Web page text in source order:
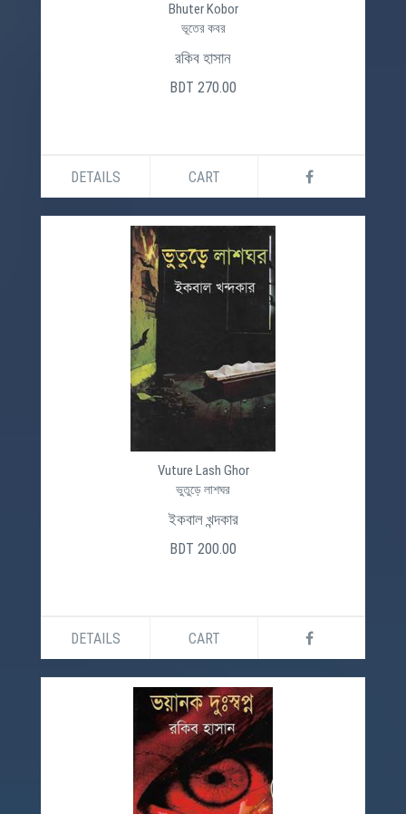
Bhuter Kobor
ভূতের কবর
রকিব হাসান
BDT 270.00
DETAILS CART
Vuture Lash Ghor
ভুতুড়ে লাশঘর
ইকবাল খন্দকার
BDT 200.00
DETAILS CART